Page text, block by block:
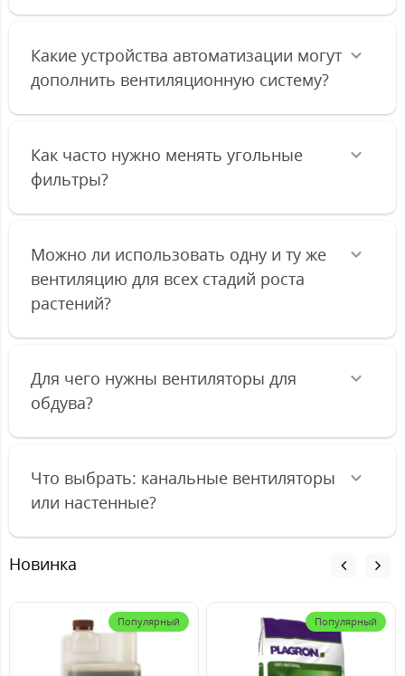
Какие устройства автоматизации могут
дополнить вентиляционную систему?
Как часто нужно менять угольные
фильтры?
Можно ли использовать одну и ту же
вентиляцию для всех стадий роста
растений?
Для чего нужны вентиляторы для
обдува?
Что выбрать: канальные вентиляторы
или настенные?
Новинка
Популярный Популярный